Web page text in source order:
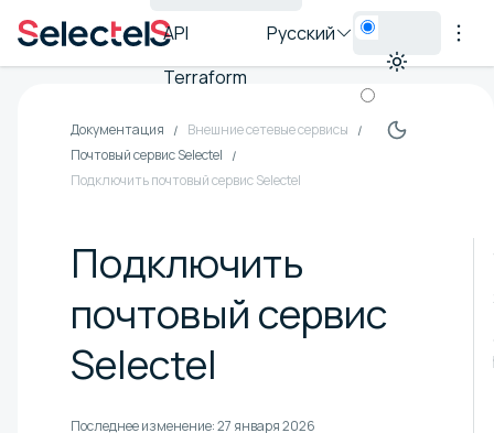
API
Terraform
Русский
Документация
Внешние сетевые сервисы
Почтовый сервис Selectel
Подключить почтовый сервис Selectel
Подключить
почтовый сервис
Selectel
Последнее изменение:27 января 2026